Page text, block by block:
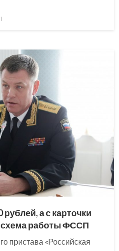
а с карточки
схема работы ФССП
пристава «Российская